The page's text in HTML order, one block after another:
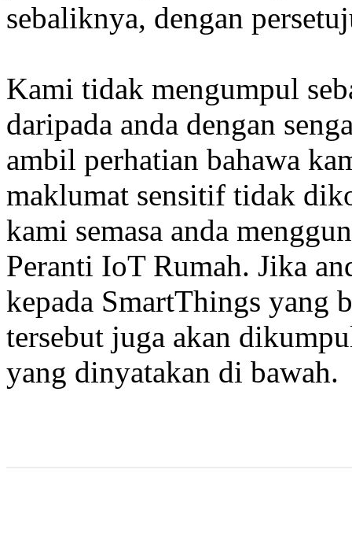
sebaliknya, dengan
Kami tidak mengumpul
daripada anda dengan
ambil perhatian bahawa
maklumat sensitif tidak
kami semasa anda
Peranti IoT Rumah. Jika
kepada SmartThings yang
tersebut juga akan
yang dinyatakan di bawah.